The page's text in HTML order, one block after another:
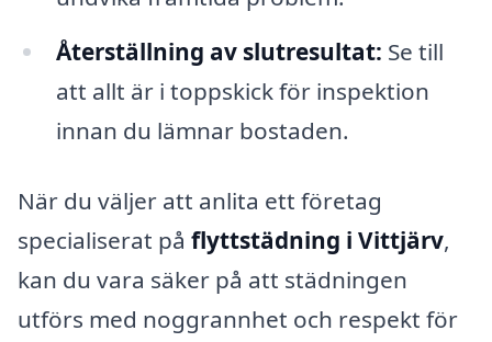
Återställning av slutresultat: Se till
att allt är i toppskick för inspektion
innan du lämnar bostaden.
När du väljer att anlita ett företag
specialiserat på flyttstädning i Vittjärv,
kan du vara säker på att städningen
utförs med noggrannhet och respekt för